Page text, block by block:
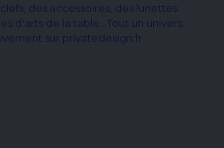
des accessoires, des lunettes
d'arts de la table...Tout un univers
sur privatedesign.fr